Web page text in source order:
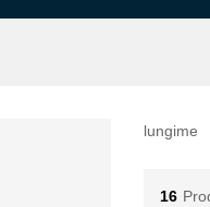
lungime
16